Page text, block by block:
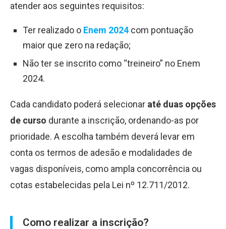
atender aos seguintes requisitos:
Ter realizado o Enem 2024 com pontuação
maior que zero na redação;
Não ter se inscrito como “treineiro” no Enem
2024.
Cada candidato poderá selecionar até duas opções
de curso durante a inscrição, ordenando-as por
prioridade. A escolha também deverá levar em
conta os termos de adesão e modalidades de
vagas disponíveis, como ampla concorrência ou
cotas estabelecidas pela Lei nº 12.711/2012.
Como realizar a inscrição?